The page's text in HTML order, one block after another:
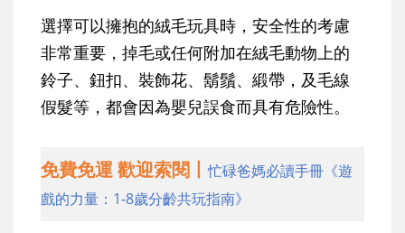
選擇可以擁抱的絨毛玩具時，安全性的考慮
非常重要，掉毛或任何附加在絨毛動物上的
鈴子、鈕扣、裝飾花、鬍鬚、緞帶，及毛線
假髮等，都會因為嬰兒誤食而具有危險性。
免費免運 歡迎索閱丨忙碌爸媽必讀手冊《遊
戲的力量：1-8歲分齡共玩指南》